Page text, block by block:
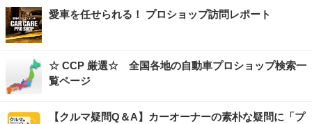
愛車を任せられる！ プロショップ訪問レポート
☆ CCP 厳選☆ 全国各地の自動車プロショップ検索一
覧ページ
【クルマ疑問Q＆A】カーオーナーの素朴な疑問に「プ